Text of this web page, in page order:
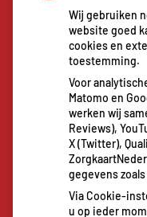
activiteiten
CZ vergoedt
De sleutel tot
volgens
Spoedeisende
mensen met
Een recept voor
Erasmus MC
Wij gebruiken
website goed
cookies en
toestemming.
Voor
Matomo en
werken wij
Reviews),
X (Twitter),
gegevens
Via Cookie-
u op ieder